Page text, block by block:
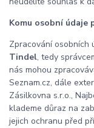
Komu osobní údaje
Zpracování osobních
Tindel, tedy
nás mohou
Seznam.cz, dále
Zásilkovna s.r.o.,
klademe důraz na
jejich ochranu před